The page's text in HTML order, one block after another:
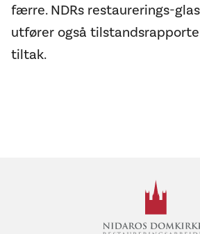
færre. NDRs restaurerings-
utfører også
tiltak.